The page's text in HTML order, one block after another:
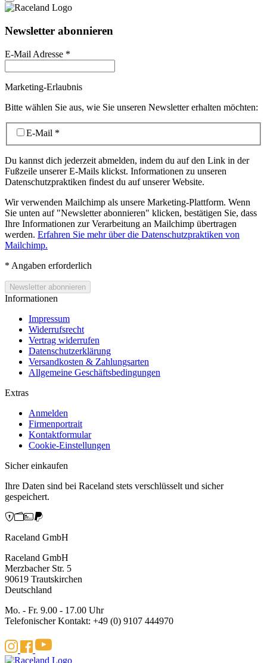
Newsletter abonnieren
E-Mail Adresse *
Marketing-Erlaubnis
Bitte wählen Sie aus, wie Sie unseren Newsletter erhalten möchten:
E-Mail *
Du kannst dich jederzeit abmelden, indem du auf den Link in der
Fußzeile unserer E-Mails klickst. Informationen zu unseren
Datenschutzpraktiken findest du auf unserer Website.
Wir verwenden Mailchimp als unsere Marketing-Plattform. Wenn
Sie unten auf "Newsletter abonnieren" klicken, bestätigen Sie, dass
Ihre Informationen zur Verarbeitung an Mailchimp übertragen
werden. Erfahren Sie mehr über die Datenschutzpraktiken von
Mailchimp.
* Angaben erforderlich
Informationen
Impressum
Widerrufsrecht
Vertrag widerrufen
Datenschutzerklärung
Versandkosten & Zahlungsarten
Allgemeine Geschäftsbedingungen
Extras
Anmelden
Firmenportrait
Kontaktformular
Cookie-Einstellungen
Sicher einkaufen
Ihre Daten sind bei Raceland stets verschlüsselt und sicher
gespeichert.
Raceland GmbH
Raceland GmbH
Merzbacher Str. 5
90619 Trautskirchen
Deutschland
Mo. - Fr. 9.00 - 17.00 Uhr
Telefonischer Kontakt: +49 (0) 9107 444970